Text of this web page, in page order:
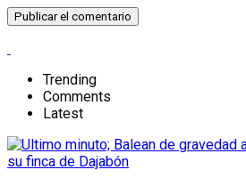
Trending
Comments
Latest